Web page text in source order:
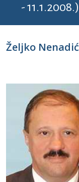
- 11.1.2008.)
Željko Nenadić